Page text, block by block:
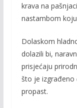
krava na
nastambom
Dolaskom
dolazili bi,
prisjećaju
što je izgrađeno
propast.